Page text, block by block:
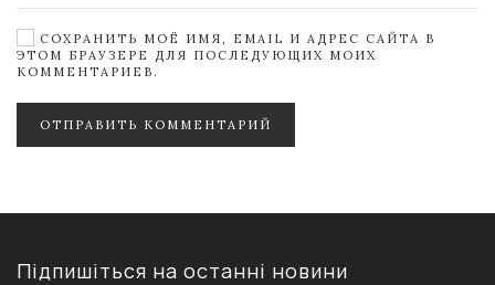
СОХРАНИТЬ МОЁ ИМЯ, EMAIL И АДРЕС САЙТА В
ЭТОМ БРАУЗЕРЕ ДЛЯ ПОСЛЕДУЮЩИХ МОИХ
КОММЕНТАРИЕВ.
ОТПРАВИТЬ КОММЕНТАРИЙ
Підпишіться на останні новини